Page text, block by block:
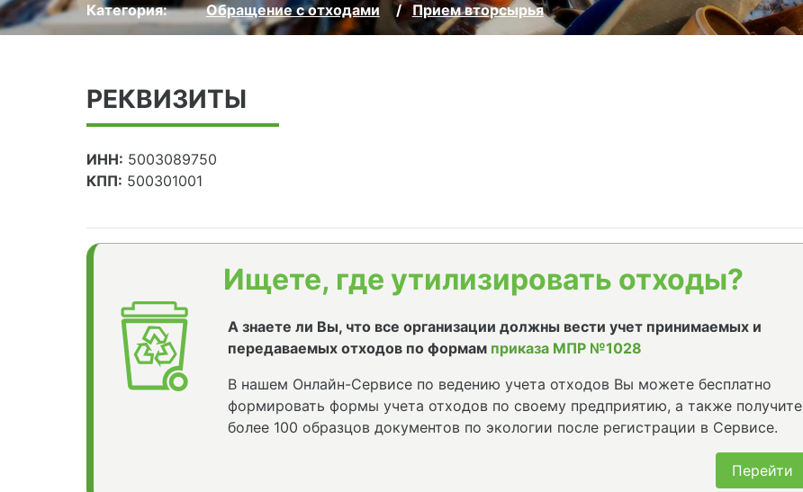
Категория: Обращение с отходами Прием вторсырья
РЕКВИЗИТЫ
ИНН: 5003089750
КПП: 500301001
Ищете, где утилизировать отходы?
А знаете ли Вы, что все организации должны вести учет принимаемых и
передаваемых отходов по формам приказа МПР №1028
В нашем Онлайн-Сервисе по ведению учета отходов Вы можете бесплатно
формировать формы учета отходов по своему предприятию, а также получите
более 100 образцов документов по экологии после регистрации в Сервисе.
Перейти